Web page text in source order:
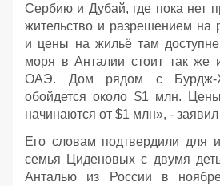
Сербию и Дубай, где пока нет
жительство и разрешением на
и цены на жильё там
моря в Анталии стоит так же
ОАЭ. Дом рядом с Бурдж-
обойдется около $1 млн.
начинаются от $1 млн», - заявил
Его словам подтвердили для
семья Циденовых с двумя
Анталью из России в